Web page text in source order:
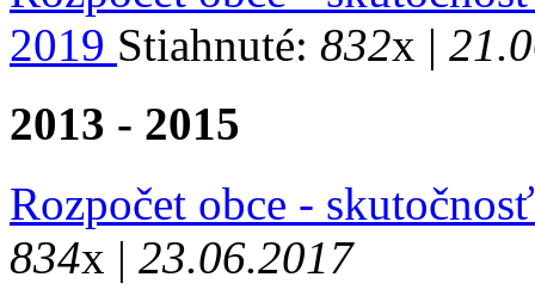
2019 Stiahnuté: 832x |
2013 - 2015
Rozpočet obce -
834x | 23.06.2017